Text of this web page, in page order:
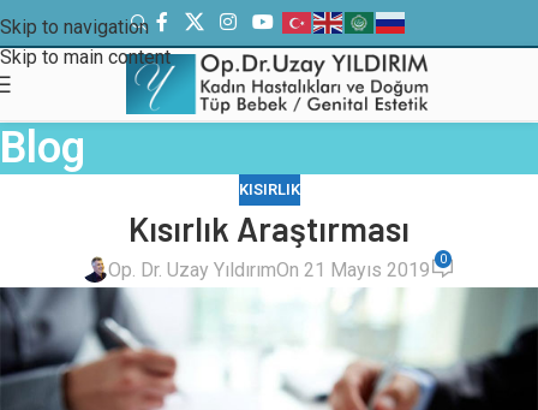
Skip to navigation
Skip to main content
Blog
KISIRLIK
Kısırlık Araştırması
Op. Dr. Uzay YıldırımOn 21 Mayıs 2019 0